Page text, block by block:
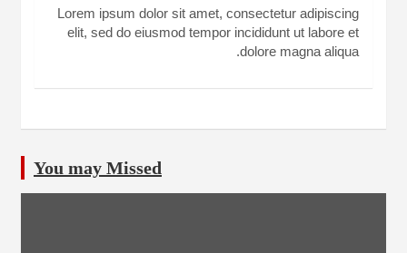
Lorem ipsum dolor sit amet, consectetur adipiscing
elit, sed do eiusmod tempor incididunt ut labore et
dolore magna aliqua.
You may Missed